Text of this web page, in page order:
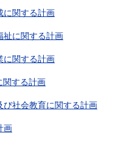
に関する計画
祉に関する計画
に関する計画
関する計画
び社会教育に関する計画
画